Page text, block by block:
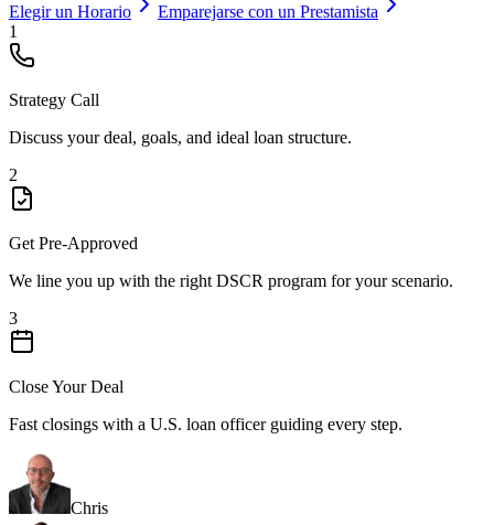
Elegir un Horario
Emparejarse con un Prestamista
1
Strategy Call
Discuss your deal, goals, and ideal loan structure.
2
Get Pre-Approved
We line you up with the right DSCR program for your scenario.
3
Close Your Deal
Fast closings with a U.S. loan officer guiding every step.
Chris